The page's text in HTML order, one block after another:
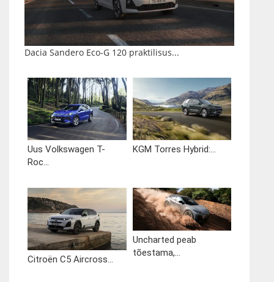
Dacia Sandero Eco-G 120 praktilisus...
Uus Volkswagen T-
Roc...
KGM Torres Hybrid:...
Citroën C5 Aircross...
Uncharted peab
tõestama,...